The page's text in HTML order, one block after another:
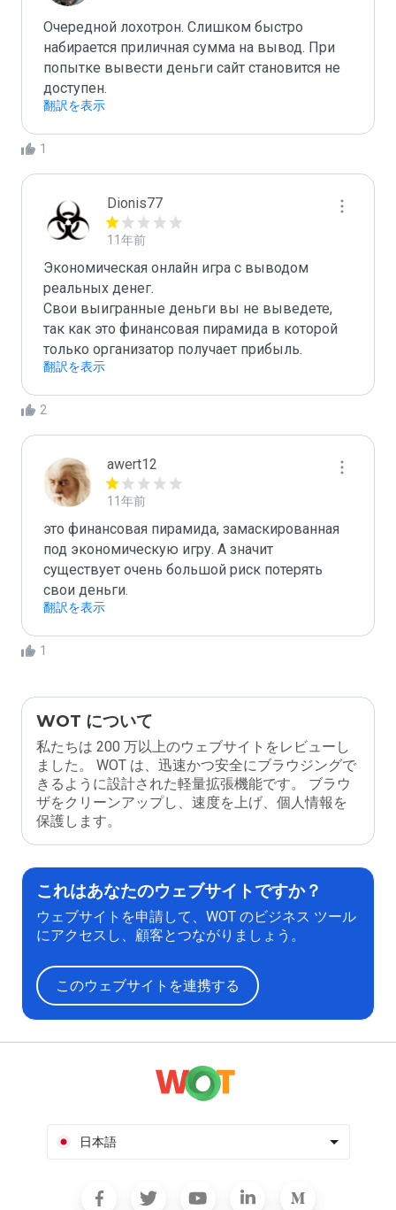
Очередной лохотрон. Слишком быстро
набирается приличная сумма на вывод. При
попытке вывести деньги сайт становится не
доступен.
翻訳を表示
1
Dionis77
11年前
Экономическая онлайн игра с выводом
реальных денег.
Свои выигранные деньги вы не выведете,
так как это финансовая пирамида в которой
только организатор получает прибыль.
翻訳を表示
2
awert12
11年前
это финансовая пирамида, замаскированная
под экономическую игру. А значит
существует очень большой риск потерять
свои деньги.
翻訳を表示
1
WOT について
私たちは 200 万以上のウェブサイトをレビューし
ました。 WOT は、迅速かつ安全にブラウジングで
きるように設計された軽量拡張機能です。 ブラウ
ザをクリーンアップし、速度を上げ、個人情報を
保護します。
これはあなたのウェブサイトですか？
ウェブサイトを申請して、WOT のビジネス ツール
にアクセスし、顧客とつながりましょう。
このウェブサイトを連携する
日本語